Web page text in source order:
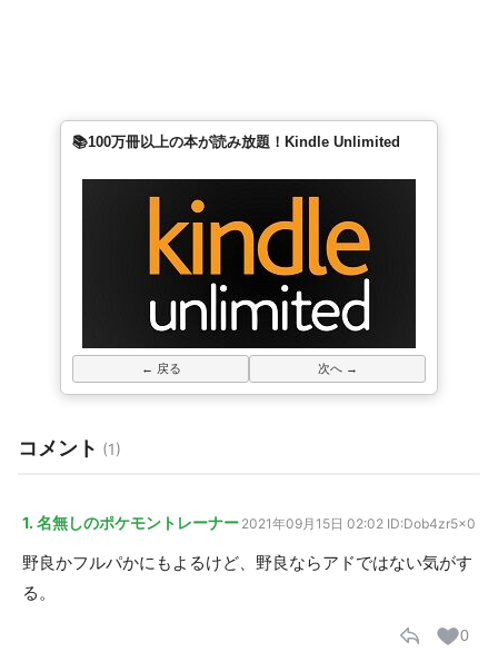
📚100万冊以上の本が読み放題！Kindle Unlimited
← 戻る 次へ →
コメント (1)
1. 名無しのポケモントレーナー 2021年09月15日 02:02 ID:Dob4zr5x0
野良かフルパかにもよるけど、野良ならアドではない気がす
る。
0